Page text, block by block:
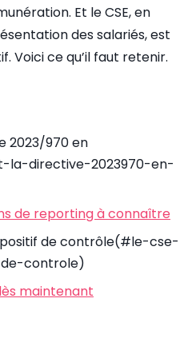
Et le CSE, en
des salariés, est
Voici ce qu’il faut retenir.
2023/970 en
la-directive-2023970-en-
de reporting à connaître
de contrôle(#le-cse-
controle)
maintenant